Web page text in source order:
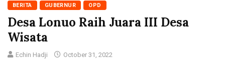
BERITA GUBERNUR OPD
Desa Lonuo Raih Juara III Desa
Wisata
Echin Hadji October 31, 2022